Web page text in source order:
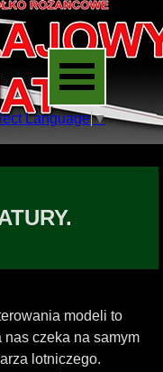
Language▼
modeli to
nas czeka na samym
lotniczego.